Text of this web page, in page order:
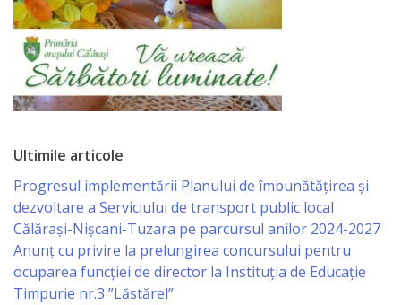
Primăriei
Călăraşi
Contabilitate
Serviciul
Arhitectură
şi
Urbanism
Ultimile articole
Progresul implementării Planului de îmbunătățirea și
dezvoltare a Serviciului de transport public local
Călărași-Nișcani-Tuzara pe parcursul anilor 2024-2027
Anunț cu privire la prelungirea concursului pentru
ocuparea funcţiei de director la Instituția de Educație
Timpurie nr.3 ”Lăstărel”